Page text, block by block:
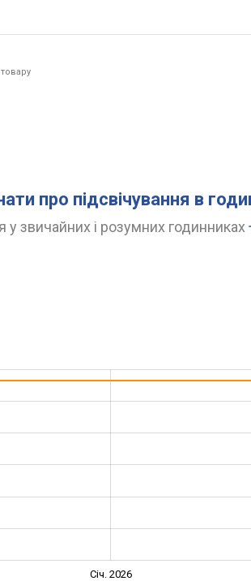
про підсвічування в
у звичайних і розумних годинниках
Січ. 2026